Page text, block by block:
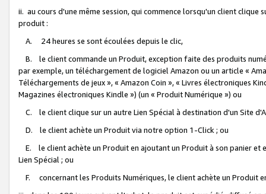
ii. au cours d'une même session, qui commence lorsqu'un client
produit :
A. 24 heures se sont écoulées depuis le clic,
B. le client commande un Produit, exception faite des produits
par exemple, un téléchargement de logiciel Amazon ou un article «
Téléchargements de jeux », « Amazon Coin », « Livres électroniques
Magazines électroniques Kindle ») (un « Produit Numérique ») ou
C. le client clique sur un autre Lien Spécial à destination d'un Site
D. le client achète un Produit via notre option 1-Click ; ou
E. le client achète un Produit en ajoutant un Produit à son panier et
Lien Spécial ; ou
F. concernant les Produits Numériques, le client achète un Produit